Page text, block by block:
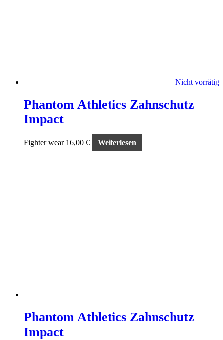
Nicht vorrätig
Phantom Athletics Zahnschutz
Impact
Fighter wear 16,00 € Weiterlesen
Phantom Athletics Zahnschutz
Impact